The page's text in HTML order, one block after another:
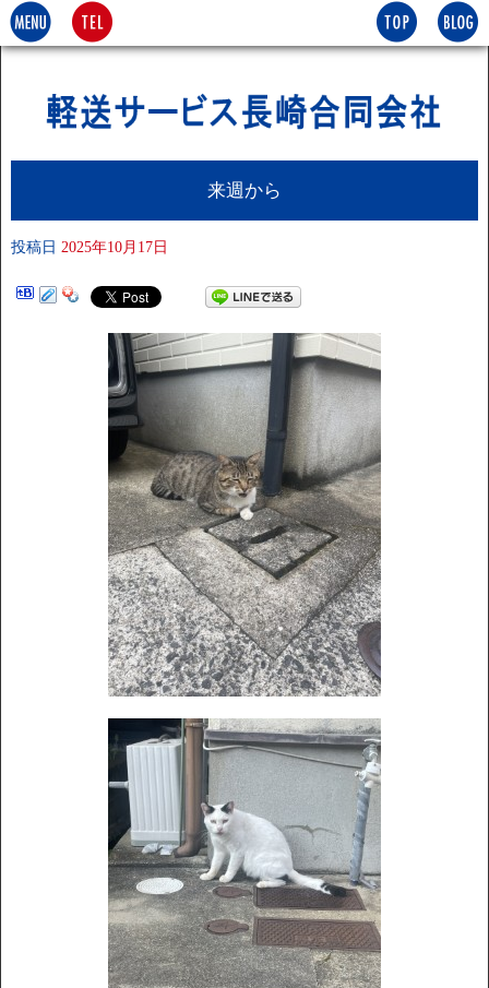
来週から
投稿日 2025年10月17日